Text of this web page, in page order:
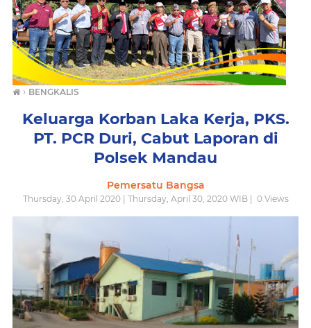
› BENGKALIS
Keluarga Korban Laka Kerja, PKS.
PT. PCR Duri, Cabut Laporan di
Polsek Mandau
Pemersatu Bangsa
Thursday, 30 April 2020 | Thursday, April 30, 2020 WIB | 0Views